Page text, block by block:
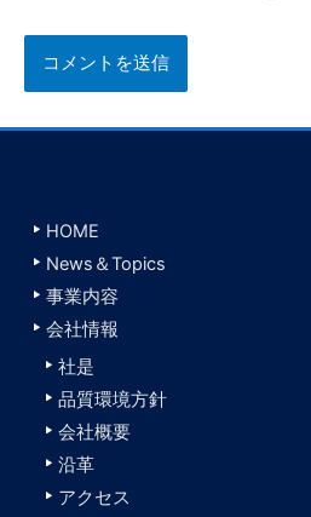
HOME
News＆Topics
事業内容
会社情報
社是
品質環境方針
会社概要
沿革
アクセス